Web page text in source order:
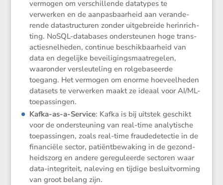
vermogen om verschil­lende datatypes te
verwerken en de aanpas­baar­heid aan veran­de­
rende datastruc­turen zonder uitge­breide herin­rich­
ting. NoSQL-databases onder­steunen hoge trans­
ac­tie­snel­heden, continue beschik­baar­heid van
data en degelijke bevei­li­gings­maat­re­gelen,
waaronder versleu­te­ling en rolge­ba­seerde
toegang. Het vermogen om enorme hoeveel­heden
datasets te verwerken maakt ze ideaal voor AI/ML-
toepas­singen.
Kafka-as-a-Service: Kafka is bij uitstek geschikt
voor de onder­steu­ning van real-time analy­ti­sche
toepas­singen, zoals real-time fraude­de­tectie in de
finan­ciële sector, patiënt­be­wa­king in de gezond­
heids­zorg en andere geregu­leerde sectoren waar
data-integri­teit, naleving en tijdige besluit­vor­ming
van groot belang zijn.